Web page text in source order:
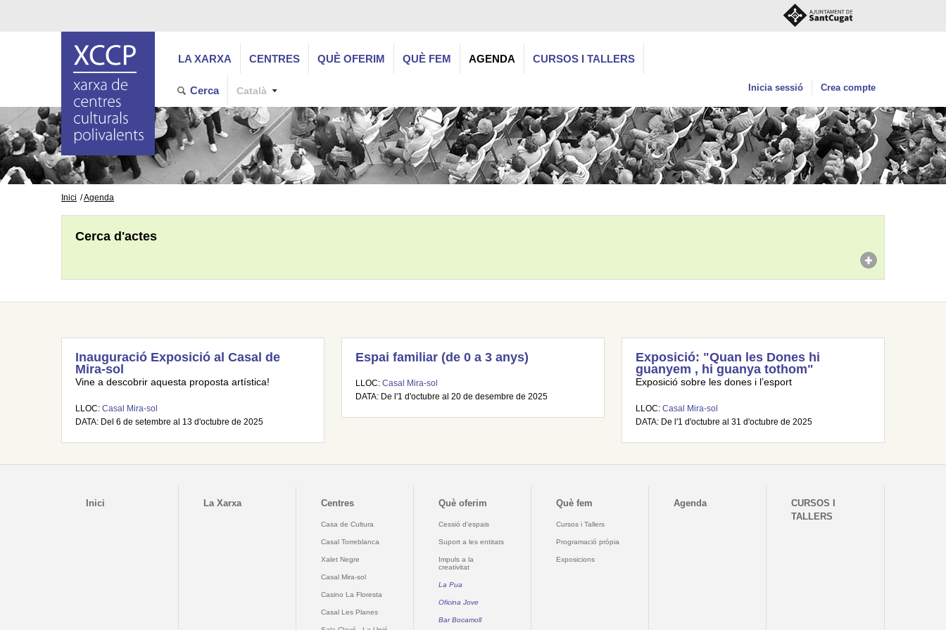
LA XARXA CENTRES QUÈ OFERIM QUÈ FEM AGENDA CURSOS I TALLERS
Cerca Català Inicia sessió Crea compte
Inici Agenda
Cerca d'actes
Inauguració Exposició al Casal de
Mira-sol
Vine a descobrir aquesta proposta artística!
LLOC: Casal Mira-sol
DATA: Del 6 de setembre al 13 d'octubre de 2025
Espai familiar (de 0 a 3 anys)
LLOC: Casal Mira-sol
DATA: De l'1 d'octubre al 20 de desembre de 2025
Exposició: "Quan les Dones hi
guanyem , hi guanya tothom"
Exposició sobre les dones i l’esport
LLOC: Casal Mira-sol
DATA: De l'1 d'octubre al 31 d'octubre de 2025
Inici La Xarxa Centres
Casa de Cultura
Casal Torreblanca
Xalet Negre
Casal Mira-sol
Casino La Floresta
Casal Les Planes
Què oferim
Cessió d'espais
Suport a les entitats
Impuls a la
creativitat
La Pua
Oficina Jove
Bar Bocamoll
Què fem
Cursos i Tallers
Programació pròpia
Exposicions
Agenda
CURSOS I
TALLERS